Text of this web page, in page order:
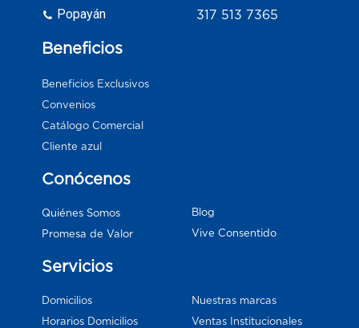
Popayán
317 513 7365
Beneficios
Beneficios Exclusivos
Convenios
Catálogo Comercial
Cliente azul
Conócenos
Quiénes Somos
Promesa de Valor
Blog
Vive Consentido
Servicios
Domicilios
Horarios Domicilios
Nuestras marcas
Ventas Institucionales